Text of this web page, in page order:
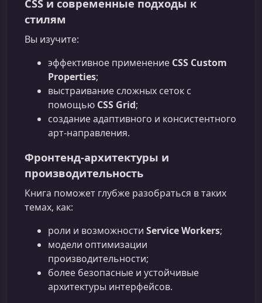
CSS и современные подходы к
стилям
Вы изучите:
эффективное применение CSS Custom
Properties;
выстраивание сложных сеток с
помощью CSS Grid;
создание адаптивного и консистентного
арт-направления.
Фронтенд‑архитектуры и
производительность
Книга поможет глубже разобраться в таких
темах, как:
роли и возможности Service Workers;
модели оптимизации
производительности;
более безопасные и устойчивые
архитектуры интерфейсов.